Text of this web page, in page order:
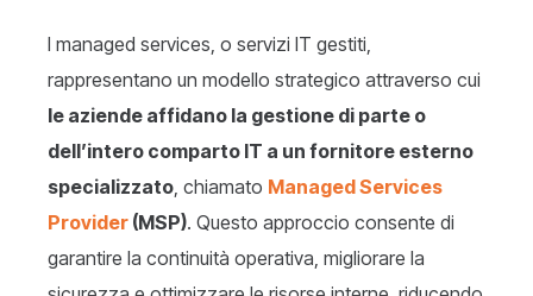
I managed services, o servizi IT gestiti,
rappresentano un modello strategico attraverso cui
le aziende affidano la gestione di parte o
dell’intero comparto IT a un fornitore esterno
specializzato, chiamato Managed Services
Provider (MSP). Questo approccio consente di
garantire la continuità operativa, migliorare la